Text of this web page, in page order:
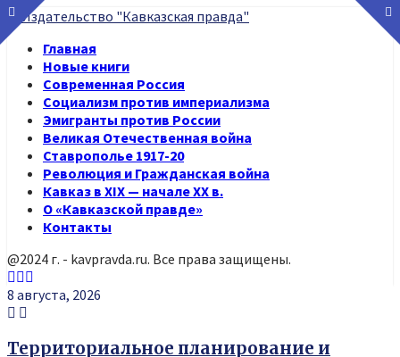
Главная
Новые книги
Современная Россия
Социализм против империализма
Эмигранты против России
Великая Отечественная война
Ставрополье 1917-20
Революция и Гражданская война
Кавказ в XIX — начале XX в.
О «Кавказской правде»
Контакты
@2024 г. - kavpravda.ru. Все права защищены.
Youtube
Vk
8 августа, 2026
Территориальное планирование и